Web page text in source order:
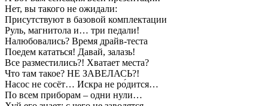
Нет, вы такого не ожидали:
Присутствуют в базовой комплектации
Руль, магнитола и… три педали!
Налюбовались? Время драйв-теста
Поедем кататься! Давай, залазь!
Все разместились?! Хватает места?
Что там такое? НЕ ЗАВЕЛАСЬ?!
Насос не сосёт… Искра не ро́дится…
По всем приборам – одни нули…